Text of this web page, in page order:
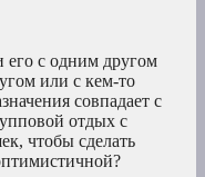
его с одним другом
или с кем-то
совпадает с
отдых с
чтобы сделать